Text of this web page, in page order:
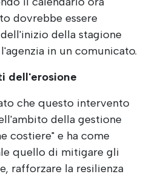
dovrebbe essere
della stagione
in un comunicato.
dell'erosione
che questo intervento
della gestione
costiere" e ha come
quello di mitigare gli
rafforzare la resilienza